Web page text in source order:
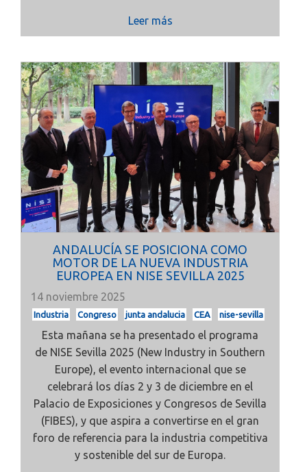
Leer más
ANDALUCÍA SE POSICIONA COMO
MOTOR DE LA NUEVA INDUSTRIA
EUROPEA EN NISE SEVILLA 2025
14 noviembre 2025
Industria Congreso junta andalucia CEA nise-sevilla
Esta mañana se ha presentado el programa
de NISE Sevilla 2025 (New Industry in Southern
Europe), el evento internacional que se
celebrará los días 2 y 3 de diciembre en el
Palacio de Exposiciones y Congresos de Sevilla
(FIBES), y que aspira a convertirse en el gran
foro de referencia para la industria competitiva
y sostenible del sur de Europa.